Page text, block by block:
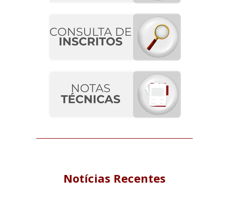
Notícias Recentes